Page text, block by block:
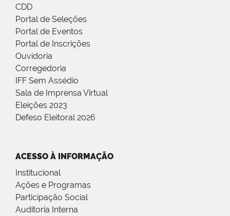
CDD
Portal de Seleções
Portal de Eventos
Portal de Inscrições
Ouvidoria
Corregedoria
IFF Sem Assédio
Sala de Imprensa Virtual
Eleições 2023
Defeso Eleitoral 2026
ACESSO À INFORMAÇÃO
Institucional
Ações e Programas
Participação Social
Auditoria Interna